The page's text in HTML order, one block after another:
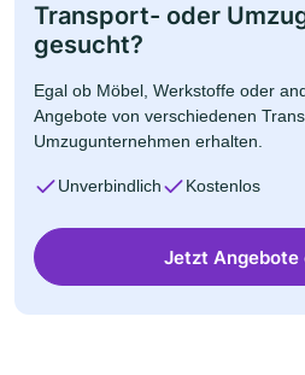
Transport- oder
gesucht?
Egal ob Möbel, Werkstoffe oder
Angebote von verschiedenen
Umzugunternehmen erhalten.
Unverbindlich Kostenlos
Jetzt Angebote